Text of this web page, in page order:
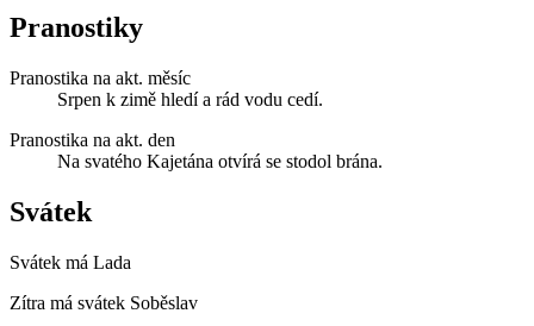
Pranostiky
Pranostika na akt. měsíc
Srpen k zimě hledí a rád vodu cedí.
Pranostika na akt. den
Na svatého Kajetána otvírá se stodol brána.
Svátek
Svátek má Lada
Zítra má svátek Soběslav